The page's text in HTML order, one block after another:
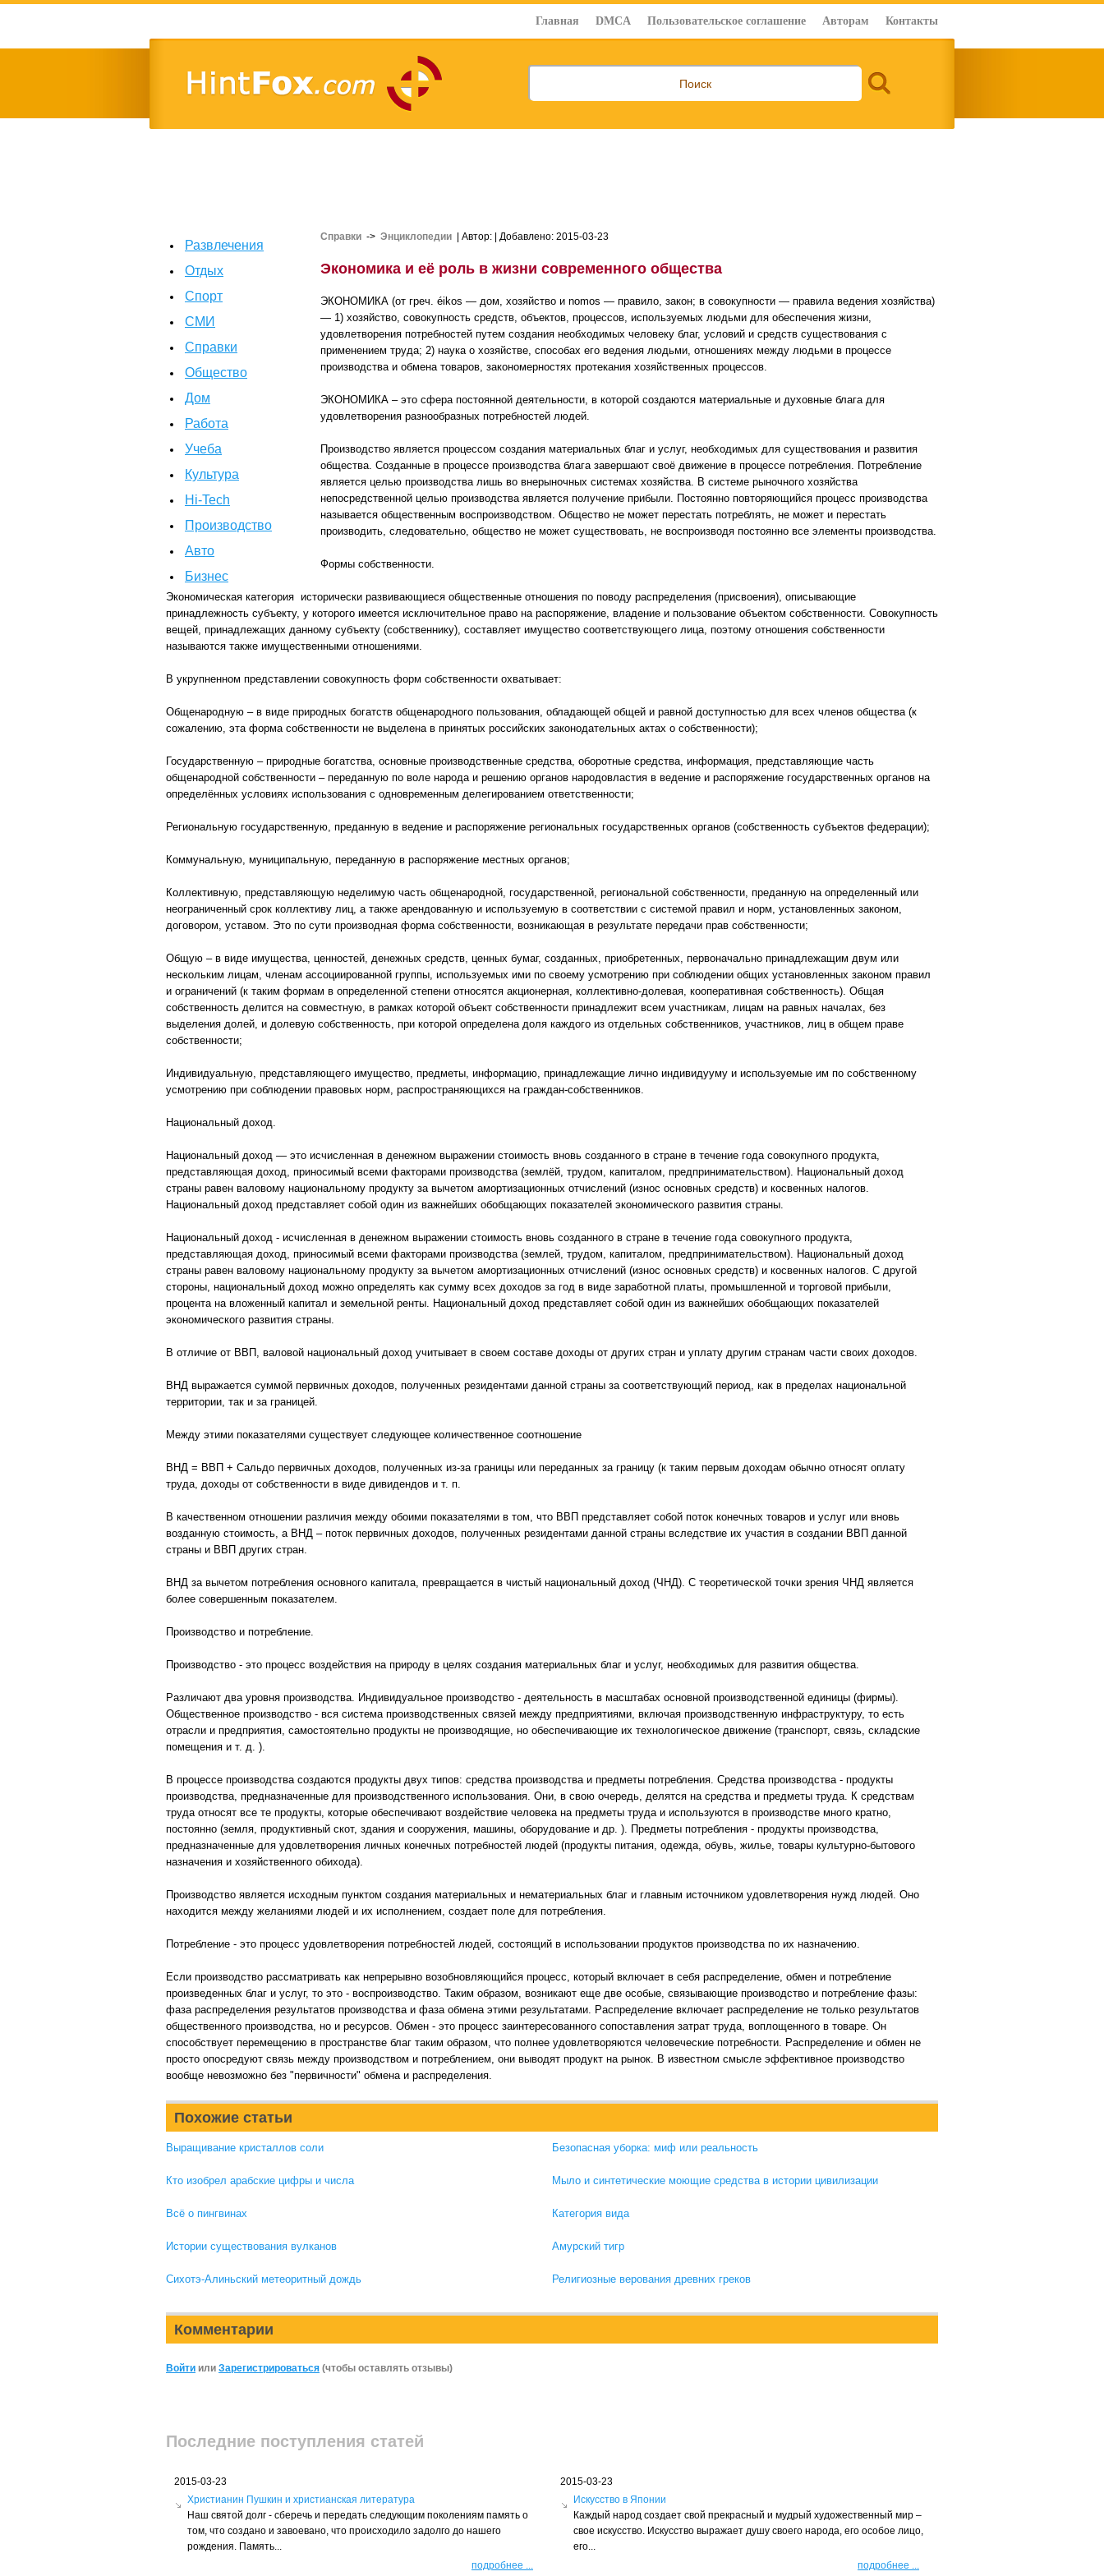
Главная DMCA Пользовательское соглашение Авторам Контакты
Развлечения
Отдых
Спорт
СМИ
Справки
Общество
Дом
Работа
Учеба
Культура
Hi-Tech
Производство
Авто
Бизнес
Справки -> Энциклопедии | Автор: | Добавлено: 2015-03-23
Экономика и её роль в жизни современного общества
ЭКОНОМИКА (от греч. éikos — дом, хозяйство и nomos — правило, закон; в совокупности — правила ведения хозяйства)
— 1) хозяйство, совокупность средств, объектов, процессов, используемых людьми для обеспечения жизни,
удовлетворения потребностей путем создания необходимых человеку благ, условий и средств существования с
применением труда; 2) наука о хозяйстве, способах его ведения людьми, отношениях между людьми в процессе
производства и обмена товаров, закономерностях протекания хозяйственных процессов.
ЭКОНОМИКА – это сфера постоянной деятельности, в которой создаются материальные и духовные блага для
удовлетворения разнообразных потребностей людей.
Производство является процессом создания материальных благ и услуг, необходимых для существования и развития
общества. Созданные в процессе производства блага завершают своё движение в процессе потребления. Потребление
является целью производства лишь во внерыночных системах хозяйства. В системе рыночного хозяйства
непосредственной целью производства является получение прибыли. Постоянно повторяющийся процесс производства
называется общественным воспроизводством. Общество не может перестать потреблять, не может и перестать
производить, следовательно, общество не может существовать, не воспроизводя постоянно все элементы производства.
Формы собственности.
Экономическая категория исторически развивающиеся общественные отношения по поводу распределения (присвоения), описывающие
принадлежность субъекту, у которого имеется исключительное право на распоряжение, владение и пользование объектом собственности. Совокупность
вещей, принадлежащих данному субъекту (собственнику), составляет имущество соответствующего лица, поэтому отношения собственности
называются также имущественными отношениями.
В укрупненном представлении совокупность форм собственности охватывает:
Общенародную – в виде природных богатств общенародного пользования, обладающей общей и равной доступностью для всех членов общества (к
сожалению, эта форма собственности не выделена в принятых российских законодательных актах о собственности);
Государственную – природные богатства, основные производственные средства, оборотные средства, информация, представляющие часть
общенародной собственности – переданную по воле народа и решению органов народовластия в ведение и распоряжение государственных органов на
определённых условиях использования с одновременным делегированием ответственности;
Региональную государственную, преданную в ведение и распоряжение региональных государственных органов (собственность субъектов федерации);
Коммунальную, муниципальную, переданную в распоряжение местных органов;
Коллективную, представляющую неделимую часть общенародной, государственной, региональной собственности, преданную на определенный или
неограниченный срок коллективу лиц, а также арендованную и используемую в соответствии с системой правил и норм, установленных законом,
договором, уставом. Это по сути производная форма собственности, возникающая в результате передачи прав собственности;
Общую – в виде имущества, ценностей, денежных средств, ценных бумаг, созданных, приобретенных, первоначально принадлежащим двум или
нескольким лицам, членам ассоциированной группы, используемых ими по своему усмотрению при соблюдении общих установленных законом правил
и ограничений (к таким формам в определенной степени относятся акционерная, коллективно-долевая, кооперативная собственность). Общая
собственность делится на совместную, в рамках которой объект собственности принадлежит всем участникам, лицам на равных началах, без
выделения долей, и долевую собственность, при которой определена доля каждого из отдельных собственников, участников, лиц в общем праве
собственности;
Индивидуальную, представляющего имущество, предметы, информацию, принадлежащие лично индивидууму и используемые им по собственному
усмотрению при соблюдении правовых норм, распространяющихся на граждан-собственников.
Национальный доход.
Национальный доход — это исчисленная в денежном выражении стоимость вновь созданного в стране в течение года совокупного продукта,
представляющая доход, приносимый всеми факторами производства (землёй, трудом, капиталом, предпринимательством). Национальный доход
страны равен валовому национальному продукту за вычетом амортизационных отчислений (износ основных средств) и косвенных налогов.
Национальный доход представляет собой один из важнейших обобщающих показателей экономического развития страны.
Национальный доход - исчисленная в денежном выражении стоимость вновь созданного в стране в течение года совокупного продукта,
представляющая доход, приносимый всеми факторами производства (землей, трудом, капиталом, предпринимательством). Национальный доход
страны равен валовому национальному продукту за вычетом амортизационных отчислений (износ основных средств) и косвенных налогов. С другой
стороны, национальный доход можно определять как сумму всех доходов за год в виде заработной платы, промышленной и торговой прибыли,
процента на вложенный капитал и земельной ренты. Национальный доход представляет собой один из важнейших обобщающих показателей
экономического развития страны.
В отличие от ВВП, валовой национальный доход учитывает в своем составе доходы от других стран и уплату другим странам части своих доходов.
ВНД выражается суммой первичных доходов, полученных резидентами данной страны за соответствующий период, как в пределах национальной
территории, так и за границей.
Между этими показателями существует следующее количественное соотношение
ВНД = ВВП + Сальдо первичных доходов, полученных из-за границы или переданных за границу (к таким первым доходам обычно относят оплату
труда, доходы от собственности в виде дивидендов и т. п.
В качественном отношении различия между обоими показателями в том, что ВВП представляет собой поток конечных товаров и услуг или вновь
возданную стоимость, а ВНД – поток первичных доходов, полученных резидентами данной страны вследствие их участия в создании ВВП данной
страны и ВВП других стран.
ВНД за вычетом потребления основного капитала, превращается в чистый национальный доход (ЧНД). С теоретической точки зрения ЧНД является
более совершенным показателем.
Производство и потребление.
Производство - это процесс воздействия на природу в целях создания материальных благ и услуг, необходимых для развития общества.
Различают два уровня производства. Индивидуальное производство - деятельность в масштабах основной производственной единицы (фирмы).
Общественное производство - вся система производственных связей между предприятиями, включая производственную инфраструктуру, то есть
отрасли и предприятия, самостоятельно продукты не производящие, но обеспечивающие их технологическое движение (транспорт, связь, складские
помещения и т. д. ).
В процессе производства создаются продукты двух типов: средства производства и предметы потребления. Средства производства - продукты
производства, предназначенные для производственного использования. Они, в свою очередь, делятся на средства и предметы труда. К средствам
труда относят все те продукты, которые обеспечивают воздействие человека на предметы труда и используются в производстве много кратно,
постоянно (земля, продуктивный скот, здания и сооружения, машины, оборудование и др. ). Предметы потребления - продукты производства,
предназначенные для удовлетворения личных конечных потребностей людей (продукты питания, одежда, обувь, жилье, товары культурно-бытового
назначения и хозяйственного обихода).
Производство является исходным пунктом создания материальных и нематериальных благ и главным источником удовлетворения нужд людей. Оно
находится между желаниями людей и их исполнением, создает поле для потребления.
Потребление - это процесс удовлетворения потребностей людей, состоящий в использовании продуктов производства по их назначению.
Если производство рассматривать как непрерывно возобновляющийся процесс, который включает в себя распределение, обмен и потребление
произведенных благ и услуг, то это - воспроизводство. Таким образом, возникают еще две особые, связывающие производство и потребление фазы:
фаза распределения результатов производства и фаза обмена этими результатами. Распределение включает распределение не только результатов
общественного производства, но и ресурсов. Обмен - это процесс заинтересованного сопоставления затрат труда, воплощенного в товаре. Он
способствует перемещению в пространстве благ таким образом, что полнее удовлетворяются человеческие потребности. Распределение и обмен не
просто опосредуют связь между производством и потреблением, они выводят продукт на рынок. В известном смысле эффективное производство
вообще невозможно без "первичности" обмена и распределения.
Похожие статьи
Выращивание кристаллов соли
Кто изобрел арабские цифры и числа
Всё о пингвинах
Истории существования вулканов
Сихотэ-Алиньский метеоритный дождь
Безопасная уборка: миф или реальность
Мыло и синтетические моющие средства в истории цивилизации
Категория вида
Амурский тигр
Религиозные верования древних греков
Комментарии
Войти или Зарегистрироваться (чтобы оставлять отзывы)
Последние поступления статей
2015-03-23
Христианин Пушкин и христианская литература
Наш святой долг - сберечь и передать следующим поколениям память о
том, что создано и завоевано, что происходило задолго до нашего
рождения. Память...
подробнее ...
2015-03-23
Искусство в Японии
Каждый народ создает свой прекрасный и мудрый художественный мир –
свое искусство. Искусство выражает душу своего народа, его особое лицо,
его...
подробнее ...